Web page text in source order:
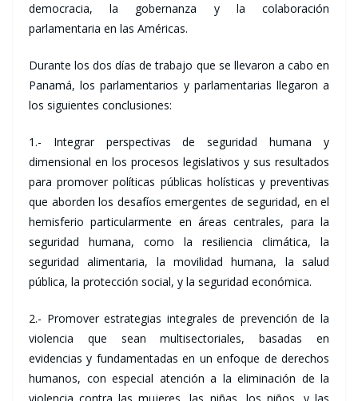
democracia, la gobernanza y la colaboración
parlamentaria en las Américas.
Durante los dos días de trabajo que se llevaron a cabo en
Panamá, los parlamentarios y parlamentarias llegaron a
los siguientes conclusiones:
1.- Integrar perspectivas de seguridad humana y
dimensional en los procesos legislativos y sus resultados
para promover políticas públicas holísticas y preventivas
que aborden los desafíos emergentes de seguridad, en el
hemisferio particularmente en áreas centrales, para la
seguridad humana, como la resiliencia climática, la
seguridad alimentaria, la movilidad humana, la salud
pública, la protección social, y la seguridad económica.
2.- Promover estrategias integrales de prevención de la
violencia que sean multisectoriales, basadas en
evidencias y fundamentadas en un enfoque de derechos
humanos, con especial atención a la eliminación de la